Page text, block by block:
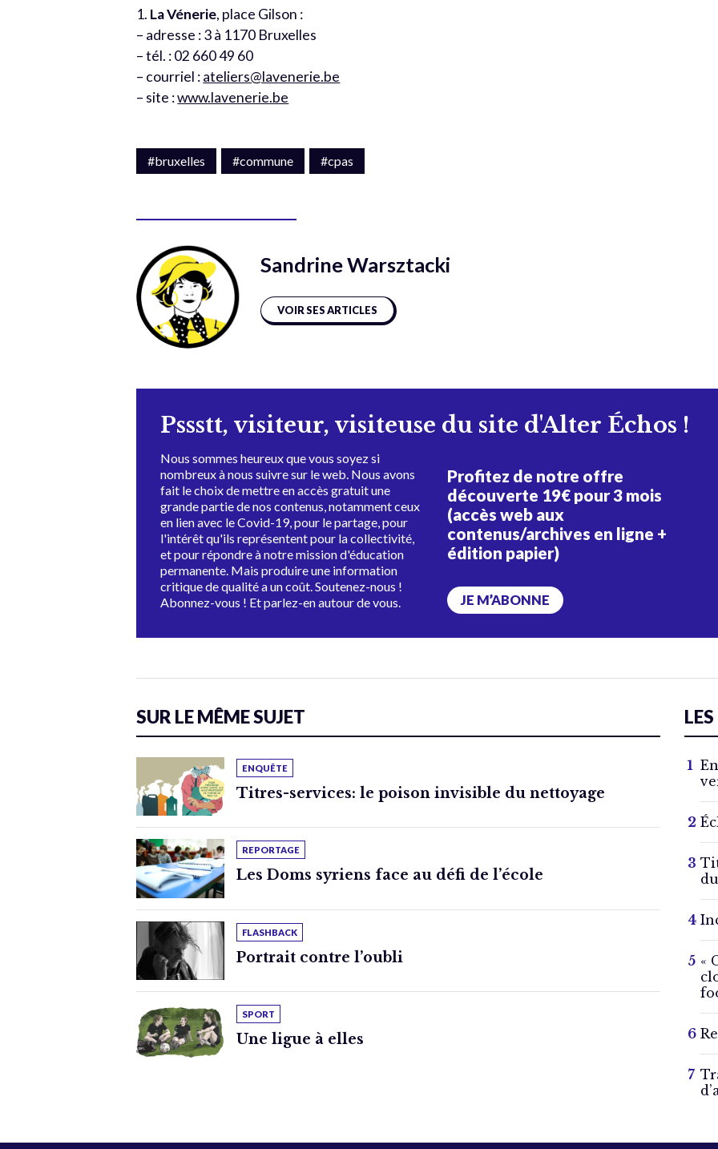
1. La Vénerie, place Gilson :
– adresse : 3 à 1170 Bruxelles
– tél. : 02 660 49 60
– courriel :ateliers@lavenerie.be
– site :www.lavenerie.be
#bruxelles #commune #cpas
Sandrine Warsztacki
VOIR SES ARTICLES
Pssstt, visiteur, visiteuse du site d'Alter Échos !
Nous sommes heureux que vous soyez si
nombreux à nous suivre sur le web. Nous avons
fait le choix de mettre en accès gratuit une
grande partie de nos contenus, notamment ceux
en lien avec le Covid-19, pour le partage, pour
l'intérêt qu'ils représentent pour la collectivité,
et pour répondre à notre mission d'éducation
permanente. Mais produire une information
critique de qualité a un coût. Soutenez-nous !
Abonnez-vous ! Et parlez-en autour de vous.
Profitez de notre offre
découverte 19€ pour 3 mois
(accès web aux
contenus/archives en ligne +
édition papier)
JE M’ABONNE
SUR LE MÊME SUJET
ENQUÊTE
Titres-services: le poison invisible du nettoyage
REPORTAGE
Les Doms syriens face au défi de l’école
FLASHBACK
Portrait contre l’oubli
SPORT
Une ligue à elles
«